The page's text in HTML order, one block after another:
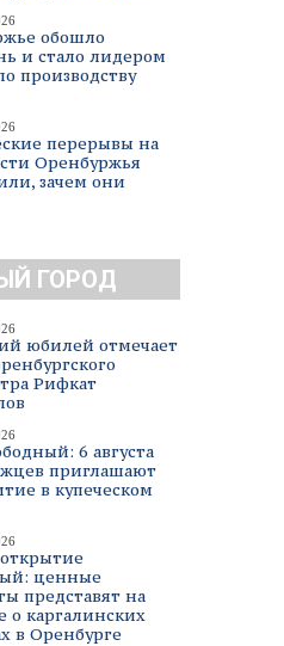
обошло
и стало лидером
производству
перерывы на
Оренбуржья
зачем они
ГОРОД
юбилей отмечает
Рифкат
6 августа
приглашают
в купеческом
ценные
представят на
о каргалинских
в Оренбурге